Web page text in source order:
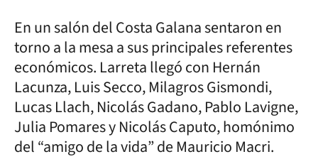
En un salón del Costa Galana sentaron en
torno a la mesa a sus principales referentes
económicos. Larreta llegó con Hernán
Lacunza, Luis Secco, Milagros Gismondi,
Lucas Llach, Nicolás Gadano, Pablo Lavigne,
Julia Pomares y Nicolás Caputo, homónimo
del “amigo de la vida” de Mauricio Macri.